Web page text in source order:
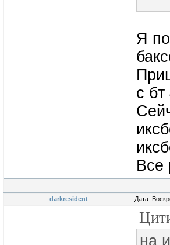
Я
с
Все
darkresident Дата:
на